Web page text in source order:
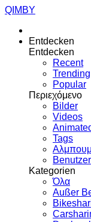
QIMBY
Entdecken
Entdecken
Recent
Trending
Popular
Περιεχόμενο
Bilder
Videos
Tags
Αλμπουμ
Benutzer
Kategorien
Όλα
Außer